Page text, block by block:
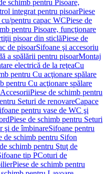
schimb pentru Pisoare,
integrat pentru pisoarPiese
pentru capac WCPiese de
pentru Pisoare, funcţionare
pisoar din sticlăPiese de
de pisoarSifoane şi accesoriu
a spălării pentru pisoarMontaj
electrică de la reţeaCu
pentru Cu acţionare spălare
pentru Cu acţionare spălare
AccesoriiPiese de schimb pentru
Seturi de renovareCapace
pentru vase de WC şi
Piese de schimb pentru Seturi
şi de îmbinareSifoane pentru
de schimb pentru Sifon
schimb pentru Ştuţ de
tip PCoturi de
Piese de schimb pentru